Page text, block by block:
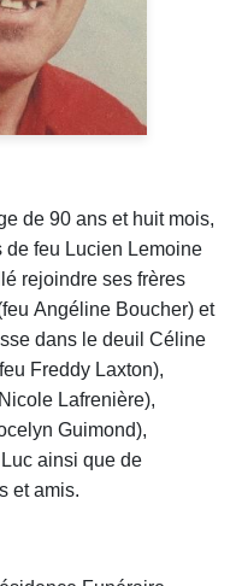
de 90 ans et huit mois,
de feu Lucien Lemoine
rejoindre ses frères
Angéline Boucher) et
dans le deuil Céline
Freddy Laxton),
Lafrenière),
Guimond),
ainsi que de
et amis.